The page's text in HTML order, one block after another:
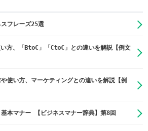
フレーズ25選
方、「BtoC」「CtoC」との違いを解説【例文
使い方、マーケティングとの違いを解説【例
本マナー 【ビジネスマナー辞典】第8回